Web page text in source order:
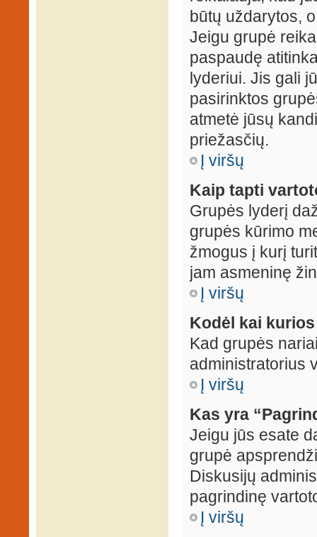
būtų uždarytos,
Jeigu grupė
paspaudę
lyderiui. Jis gali
pasirinktos
atmetė jūsų
priežasčių.
Į viršų
Kaip tapti
Grupės lyderį
grupės kūrimo
žmogus į kurį
jam asmeninę
Į viršų
Kodėl kai
Kad grupės
administratorius
Į viršų
Kas yra
Jeigu jūs esate
grupė
Diskusijų
pagrindinę
Į viršų